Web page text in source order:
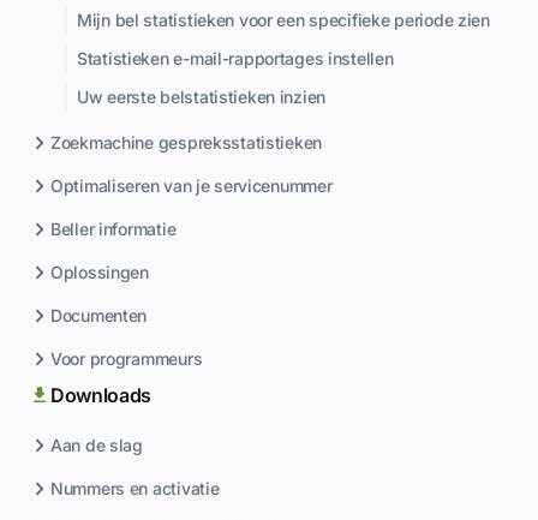
Mijn bel statistieken voor een specifieke periode zien
Statistieken e-mail-rapportages instellen
Uw eerste belstatistieken inzien
Zoekmachine gespreksstatistieken
Optimaliseren van je servicenummer
Beller informatie
Oplossingen
Documenten
Voor programmeurs
Downloads
Aan de slag
Nummers en activatie